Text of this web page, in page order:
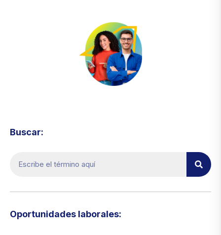
Buscar:
Oportunidades laborales:​